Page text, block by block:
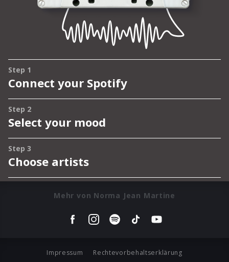
Mehr von Norma Jean Martine
Impressum Rechtevorbehaltserklärung